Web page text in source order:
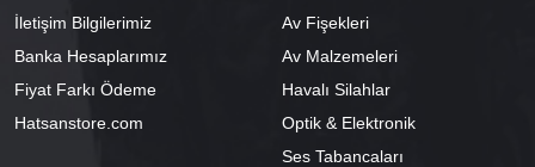
İletişim Bilgilerimiz
Banka Hesaplarımız
Fiyat Farkı Ödeme
Hatsanstore.com
Av Fişekleri
Av Malzemeleri
Havalı Silahlar
Optik & Elektronik
Ses Tabancaları